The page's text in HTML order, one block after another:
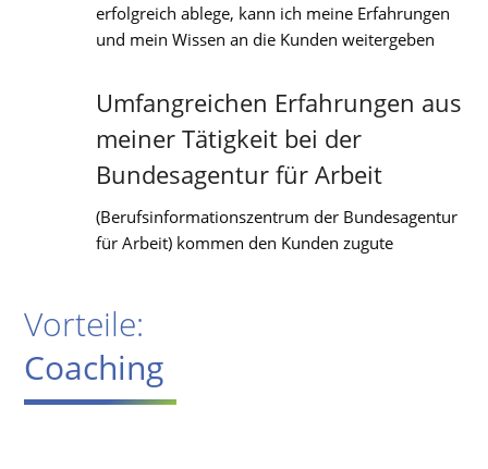
erfolgreich ablege, kann ich meine Erfahrungen
und mein Wissen an die Kunden weitergeben
Umfangreichen Erfahrungen aus
meiner Tätigkeit bei der
Bundesagentur für Arbeit
(Berufsinformationszentrum der Bundesagentur
für Arbeit) kommen den Kunden zugute
Vorteile:
Coaching